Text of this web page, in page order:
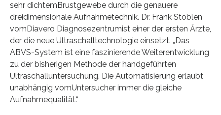
sehr dichtemBrustgewebe durch die genauere
dreidimensionale Aufnahmetechnik. Dr. Frank Stöblen
vomDiavero Diagnosezentrumist einer der ersten Ärzte,
der die neue Ultraschalltechnologie einsetzt. „Das
ABVS-System ist eine faszinierende Weiterentwicklung
zu der bisherigen Methode der handgeführten
Ultraschalluntersuchung. Die Automatisierung erlaubt
unabhängig vomUntersucher immer die gleiche
Aufnahmequalität.“